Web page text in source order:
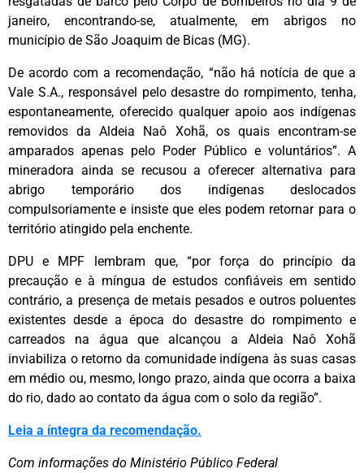
janeiro, encontrando-se, atualmente, em abrigos no
município de São Joaquim de Bicas (MG).
De acordo com a recomendação, “não há notícia de que a
Vale S.A., responsável pelo desastre do rompimento, tenha,
espontaneamente, oferecido qualquer apoio aos indígenas
removidos da Aldeia Naô Xohã, os quais encontram-se
amparados apenas pelo Poder Público e voluntários”. A
mineradora ainda se recusou a oferecer alternativa para
abrigo temporário dos indígenas deslocados
compulsoriamente e insiste que eles podem retornar para o
território atingido pela enchente.
DPU e MPF lembram que, “por força do princípio da
precaução e à míngua de estudos confiáveis em sentido
contrário, a presença de metais pesados e outros poluentes
existentes desde a época do desastre do rompimento e
carreados na água que alcançou a Aldeia Naô Xohã
inviabiliza o retorno da comunidade indígena às suas casas
em médio ou, mesmo, longo prazo, ainda que ocorra a baixa
do rio, dado ao contato da água com o solo da região”.
Leia a íntegra da recomendação.
Com informações do Ministério Público Federal